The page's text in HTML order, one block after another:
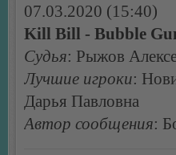
07.03.2020 (15:40)
Kill Bill - Bubble
Судья: Рыжов
Лучшие игроки:
Дарья Павловна
Автор сообщения: